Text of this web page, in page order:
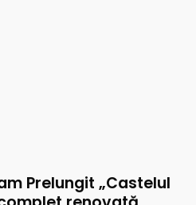
Prelungit „Castelul